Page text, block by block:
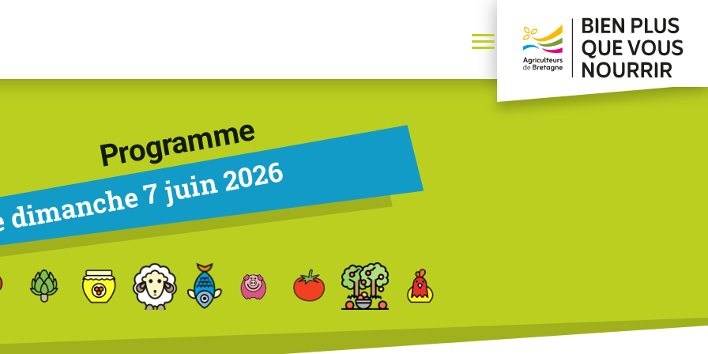
Programme
7 juin 2026